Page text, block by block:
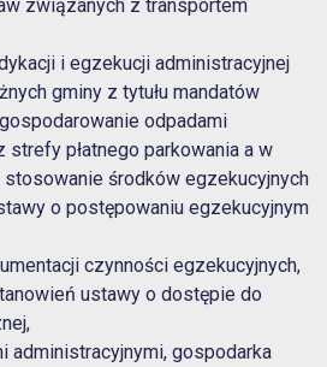
związanych z transportem
i egzekucji administracyjnej
gminy z tytułu mandatów
odpadami
strefy płatnego parkowania a w
środków egzekucyjnych
o postępowaniu egzekucyjnym
czynności egzekucyjnych,
ustawy o dostępie do
administracyjnymi, gospodarka